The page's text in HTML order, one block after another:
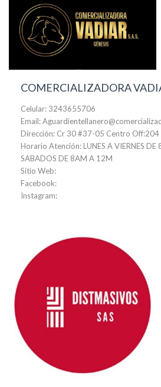
COMERCIALIZADORA
Celular: 3243655706
Email:
Dirección: Cr 30 #37-05 Centro Off:204
Horario Atención: LUNES A VIERNES
SABADOS DE 8AM A 12M
Sitio Web:
Facebook:
Instagram: